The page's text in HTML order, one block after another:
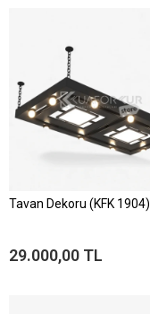
Tavan Dekoru (KFK 1904)
29.000,00 TL